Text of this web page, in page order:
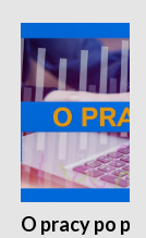
O pracy po